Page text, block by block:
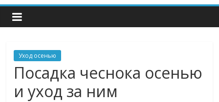
Уход осенью
Посадка чеснока осенью
и уход за ним